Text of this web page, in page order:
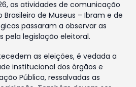
as atividades de comunicação
de Museus – Ibram e de
passaram a observar as
pela legislação eleitoral.
as eleições, é vedada a
institucional dos órgãos e
Pública, ressalvadas as